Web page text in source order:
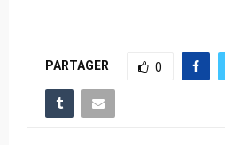
PARTAGER 0